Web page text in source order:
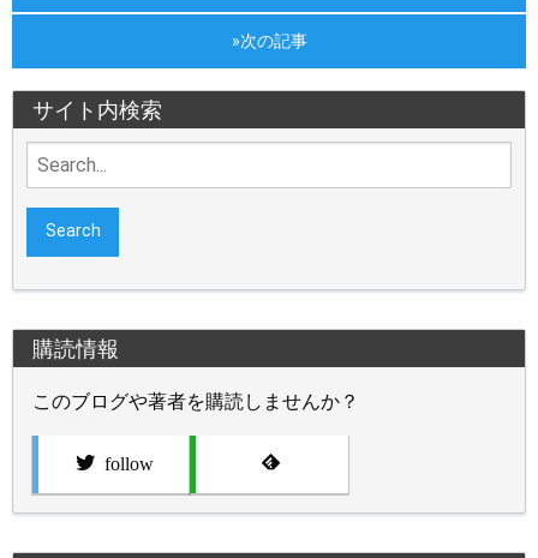
»次の記事
サイト内検索
Search
for:
購読情報
このブログや著者を購読しませんか？
follow